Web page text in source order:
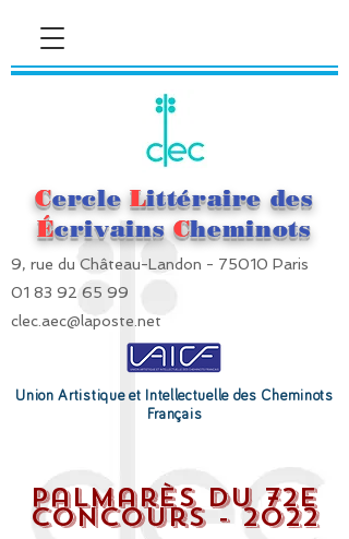
Cercle Littéraire des
Écrivains Cheminots
9, rue du Château-Landon - 75010 Paris
01 83 92 65 99
clec.aec@laposte.net
Union Artistique et Intellectuelle des Cheminots
Français
Palmarès du 72e
concours - 2022